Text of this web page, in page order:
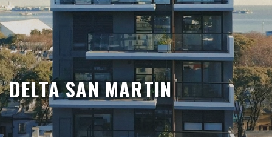
DELTA SAN MARTIN